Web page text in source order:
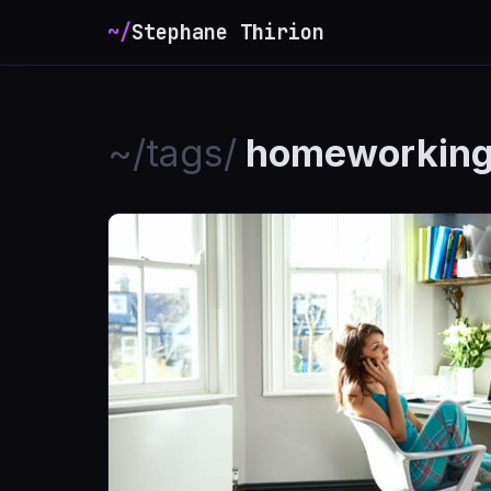
~/Stephane Thirion
~/tags/